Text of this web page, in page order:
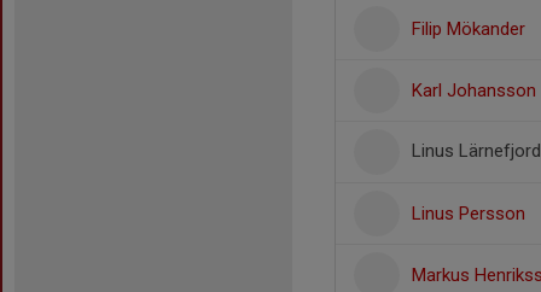
Filip Mökander
Karl Johansson
Linus Lärnefjord
Linus Persson
Markus